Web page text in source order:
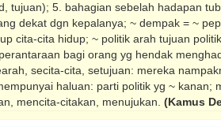
tujuan); 5. bahagian sebelah hadapan
dekat dgn kepalanya; ~ dempak = ~
cita-cita hidup; ~ politik arah tujuan
bagi orang yg hendak
secita-cita, setujuan: mereka
haluan: parti politik yg ~ kanan;
mencita-citakan, menujukan. (Kamus